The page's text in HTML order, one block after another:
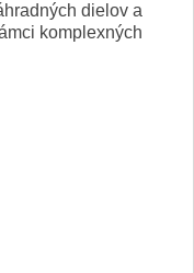
dielov a
komplexných